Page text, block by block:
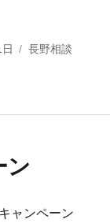
カ
長野相談
ン
ャンペーン